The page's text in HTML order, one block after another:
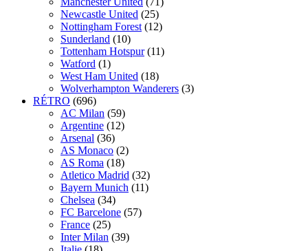
Newcastle United (25)
Nottingham Forest (12)
Sunderland (10)
Tottenham Hotspur (11)
Watford (1)
West Ham United (18)
Wolverhampton Wanderers (3)
RÉTRO (696)
AC Milan (59)
Argentine (12)
Arsenal (36)
AS Monaco (2)
AS Roma (18)
Atletico Madrid (32)
Bayern Munich (11)
Chelsea (34)
FC Barcelone (57)
France (25)
Inter Milan (39)